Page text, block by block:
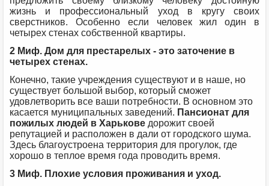
жизнь и профессиональный уход в кругу своих
сверстников. Особенно если человек жил один в
четырех стенах собственной квартиры.
2 Миф. Дом для престарелых - это заточение в
четырех стенах.
Конечно, такие учреждения существуют и в наше, но
существует большой выбор, который сможет
удовлетворить все ваши потребности. В основном это
касается муниципальных заведений. Пансионат для
пожилых людей в Харькове дорожит своей
репутацией и расположен в дали от городского шума.
Здесь благоустроена территория для прогулок, где
хорошо в теплое время года проводить время.
3 Миф. Плохие условия проживания и уход.